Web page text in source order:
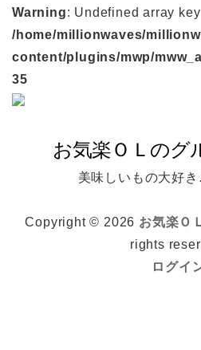
Warning: Undefined array
/home/millionwaves/
content/plugins/mwp/
35
美味しいもの大好
Copyright © 2026 お気楽Ｏ
rights
ログイ